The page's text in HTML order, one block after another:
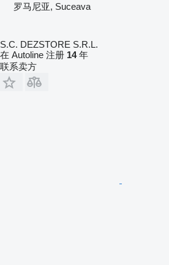
罗马尼亚, Suceava
S.C. DEZSTORE S.R.L.
在 Autoline 注册 14年
联系卖方